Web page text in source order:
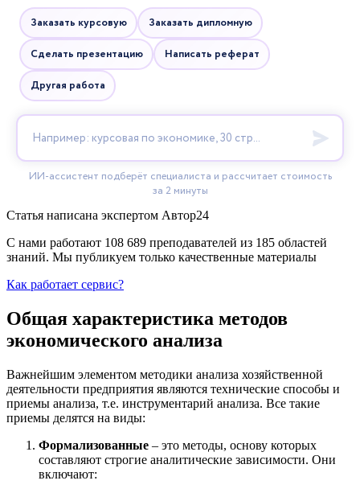
Статья написана экспертом Автор24
С нами работают 108 689 преподавателей из 185 областей
знаний. Мы публикуем только качественные материалы
Как работает сервис?
Общая характеристика методов
экономического анализа
Важнейшим элементом методики анализа хозяйственной
деятельности предприятия являются технические способы и
приемы анализа, т.е. инструментарий анализа. Все такие
приемы делятся на виды:
Формализованные – это методы, основу которых
составляют строгие аналитические зависимости. Они
включают: